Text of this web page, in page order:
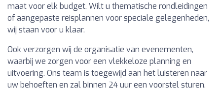
maat voor elk budget. Wilt u thematische rondleidingen
of aangepaste reisplannen voor speciale gelegenheden,
wij staan voor u klaar.
Ook verzorgen wij de organisatie van evenementen,
waarbij we zorgen voor een vlekkeloze planning en
uitvoering. Ons team is toegewijd aan het luisteren naar
uw behoeften en zal binnen 24 uur een voorstel sturen.